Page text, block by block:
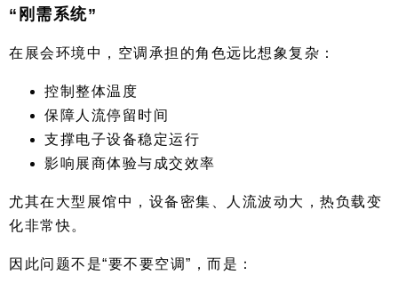
“刚需系统”
在展会环境中，空调承担的角色远比想象复杂：
控制整体温度
保障人流停留时间
支撑电子设备稳定运行
影响展商体验与成交效率
尤其在大型展馆中，设备密集、人流波动大，热负载变
化非常快。
因此问题不是“要不要空调”，而是：